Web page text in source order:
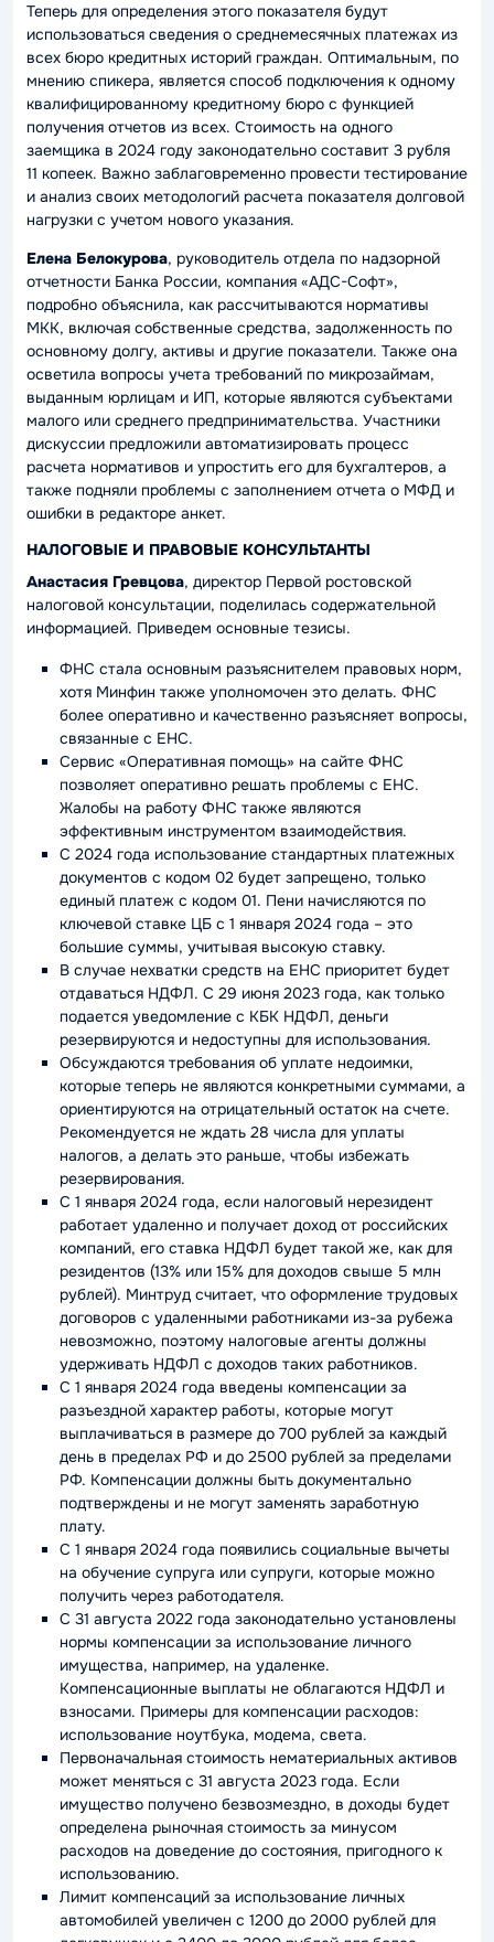
Теперь для определения этого показателя будут
использоваться сведения о среднемесячных платежах из
всех бюро кредитных историй граждан. Оптимальным, по
мнению спикера, является способ подключения к одному
квалифицированному кредитному бюро с функцией
получения отчетов из всех. Стоимость на одного
заемщика в 2024 году законодательно составит 3 рубля
11 копеек. Важно заблаговременно провести тестирование
и анализ своих методологий расчета показателя долговой
нагрузки с учетом нового указания.
Елена Белокурова, руководитель отдела по надзорной
отчетности Банка России, компания «АДС-Софт»,
подробно объяснила, как рассчитываются нормативы
МКК, включая собственные средства, задолженность по
основному долгу, активы и другие показатели. Также она
осветила вопросы учета требований по микрозаймам,
выданным юрлицам и ИП, которые являются субъектами
малого или среднего предпринимательства. Участники
дискуссии предложили автоматизировать процесс
расчета нормативов и упростить его для бухгалтеров, а
также подняли проблемы с заполнением отчета о МФД и
ошибки в редакторе анкет.
НАЛОГОВЫЕ И ПРАВОВЫЕ КОНСУЛЬТАНТЫ
Анастасия Гревцова, директор Первой ростовской
налоговой консультации, поделилась содержательной
информацией. Приведем основные тезисы.
ФНС стала основным разъяснителем правовых норм,
хотя Минфин также уполномочен это делать. ФНС
более оперативно и качественно разъясняет вопросы,
связанные с ЕНС.
Сервис «Оперативная помощь» на сайте ФНС
позволяет оперативно решать проблемы с ЕНС.
Жалобы на работу ФНС также являются
эффективным инструментом взаимодействия.
С 2024 года использование стандартных платежных
документов с кодом 02 будет запрещено, только
единый платеж с кодом 01. Пени начисляются по
ключевой ставке ЦБ с 1 января 2024 года – это
большие суммы, учитывая высокую ставку.
В случае нехватки средств на ЕНС приоритет будет
отдаваться НДФЛ. С 29 июня 2023 года, как только
подается уведомление с КБК НДФЛ, деньги
резервируются и недоступны для использования.
Обсуждаются требования об уплате недоимки,
которые теперь не являются конкретными суммами, а
ориентируются на отрицательный остаток на счете.
Рекомендуется не ждать 28 числа для уплаты
налогов, а делать это раньше, чтобы избежать
резервирования.
С 1 января 2024 года, если налоговый нерезидент
работает удаленно и получает доход от российских
компаний, его ставка НДФЛ будет такой же, как для
резидентов (13% или 15% для доходов свыше 5 млн
рублей). Минтруд считает, что оформление трудовых
договоров с удаленными работниками из-за рубежа
невозможно, поэтому налоговые агенты должны
удерживать НДФЛ с доходов таких работников.
С 1 января 2024 года введены компенсации за
разъездной характер работы, которые могут
выплачиваться в размере до 700 рублей за каждый
день в пределах РФ и до 2500 рублей за пределами
РФ. Компенсации должны быть документально
подтверждены и не могут заменять заработную
плату.
С 1 января 2024 года появились социальные вычеты
на обучение супруга или супруги, которые можно
получить через работодателя.
С 31 августа 2022 года законодательно установлены
нормы компенсации за использование личного
имущества, например, на удаленке.
Компенсационные выплаты не облагаются НДФЛ и
взносами. Примеры для компенсации расходов:
использование ноутбука, модема, света.
Первоначальная стоимость нематериальных активов
может меняться с 31 августа 2023 года. Если
имущество получено безвозмездно, в доходы будет
определена рыночная стоимость за минусом
расходов на доведение до состояния, пригодного к
использованию.
Лимит компенсаций за использование личных
автомобилей увеличен с 1200 до 2000 рублей для